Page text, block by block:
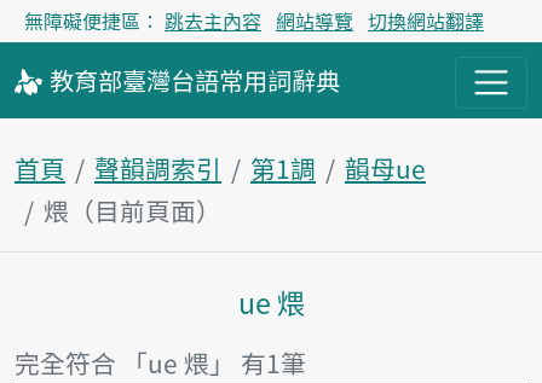
無障礙便捷區： 跳去主內容 網站導覽 切換網站翻譯
教育部臺灣台語常用詞辭典
首頁 聲韻調索引 第1調
韻母ue
煨（目前頁面）
主內容區塊
ue 煨
完全符合 「ue 煨」 有1筆